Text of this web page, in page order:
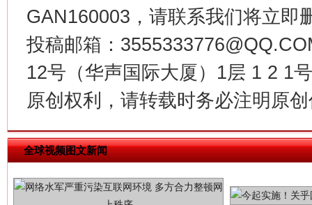
GAN160003，请联系我们将立即
投稿邮箱：
12号（华声国际大厦）1层 1 2 1
原创权利，请转载时务必注明原
全球视频图文新闻
“刷贴”乱象丛生
生